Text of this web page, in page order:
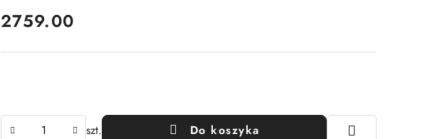
cena:
2759.00
szt. Do koszyka